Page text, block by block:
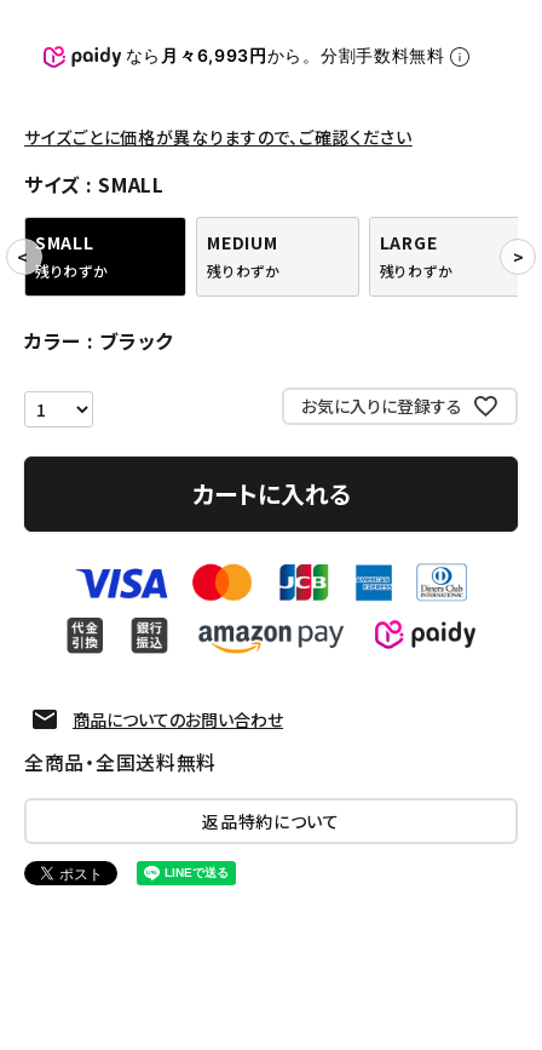
パンツ・ショーツ
SEASON
CONTENTS
ACCOUNT MENU
なら 月々6,993円から。分割手数料無料
サイズごとに価格が異なりますので、ご確認ください
サイズ SMALL
SMALL
残りわずか
MEDIUM
残りわずか
LARGE
残りわずか
カラー ブラック
お気に入りに登録する
カートに入れる
商品についてのお問い合わせ
全商品・全国送料無料
返品特約について